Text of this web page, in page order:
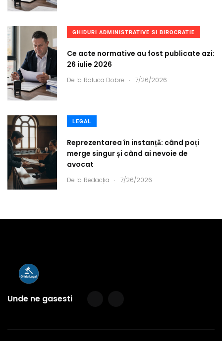
GHIDURI ADMINISTRATIVE SI BIROCRATIE
Ce acte normative au fost publicate azi:
26 iulie 2026
De la Raluca Dobre . 7/26/2026
LEGAL
Reprezentarea în instanță: când poți
merge singur și când ai nevoie de
avocat
De la Redacția . 7/26/2026
Unde ne gasesti